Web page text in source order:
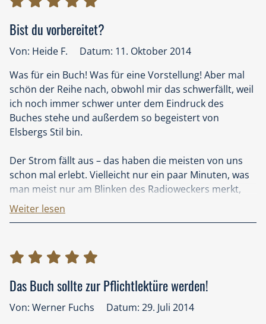
Bist du vorbereitet?
Von: Heide F.
Datum: 11. Oktober 2014
Was für ein Buch! Was für eine Vorstellung! Aber mal
schön der Reihe nach, obwohl mir das schwerfällt, weil
ich noch immer schwer unter dem Eindruck des
Buches stehe und außerdem so begeistert von
Elsbergs Stil bin.
Der Strom fällt aus – das haben die meisten von uns
schon mal erlebt. Vielleicht nur ein paar Minuten, was
man meist nur am Blinken des Radioweckers merkt,
vielleicht ein paar Stunden, in denen man sich ganz
romantisch mit Kerzenlicht behilft. So weit so gut. Fällt
„Blackout“ fällt der Strom über Tage aus, europaweit,
Nachbarn….
Weiter lesen
Das Buch sollte zur Pflichtlektüre werden!
Von: Werner Fuchs
Datum: 29. Juli 2014